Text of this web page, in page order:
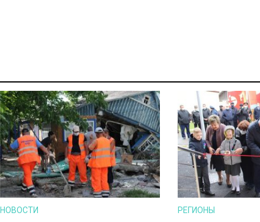
НОВОСТИ РЕГИОНЫ